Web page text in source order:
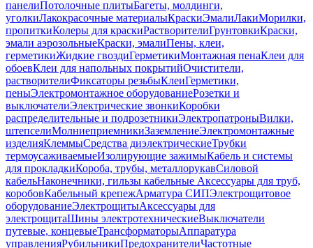
панелиПотолочные плитыБагеты, молдинги,
уголкиЛакокрасочные материалыКраскиЭмалиЛакиМорилки,
пропиткиКолеры для краскиРастворителиГрунтовкиКраски,
эмали аэрозольныеКраски, эмалиПены, клеи,
герметикиЖидкие гвоздиГерметикиМонтажная пенаКлеи для
обоевКлеи для напольных покрытийОчистители,
растворителиФиксаторы резьбыКлеиГерметики,
пеныЭлектромонтажное оборудованиеРозетки и
выключателиЭлектрические звонкиКоробки
распределительные и подрозетникиЭлектропатроныВилки,
штепселиМолниеприемникиЗаземлениеЭлектромонтажные
изделияКлеммыСредства диэлектрическиеТрубки
термоусаживаемыеИзолирующие зажимыКабель и системы
для прокладкиКороба, трубы, металлорукавСиловой
кабельНаконечники, гильзы кабельные Аксессуары для труб,
коробовКабельный крепежАрматура СИПЭлектрощитовое
оборудованиеЭлектрощитыАксессуары для
электрощитаШины электротехническиеВыключатели
путевые, концевыеТрансформаторыАппаратура
управленияРубильникиПредохранителиЧастотные